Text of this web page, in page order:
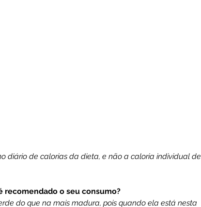
diário de calorias da dieta, e não a caloria individual de
recomendado o seu consumo?
do que na mais madura, pois quando ela está nesta